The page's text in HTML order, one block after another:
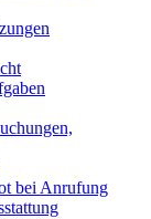
bei Anrufung